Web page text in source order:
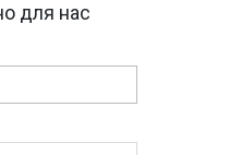
для нас